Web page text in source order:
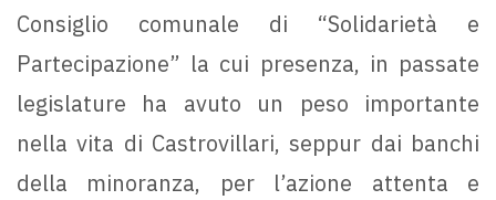
Consiglio comunale di “Solidarietà e
Partecipazione” la cui presenza, in passate
legislature ha avuto un peso importante
nella vita di Castrovillari, seppur dai banchi
della minoranza, per l’azione attenta e